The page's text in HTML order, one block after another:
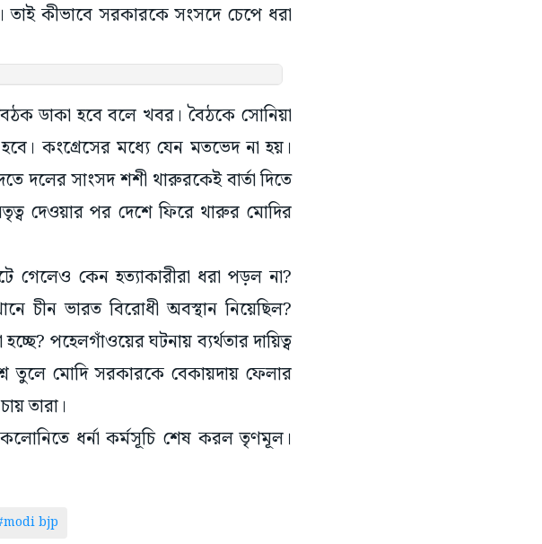
তাই কীভাবে সরকারকে সংসদে চেপে ধরা
ডাকা হবে বলে খবর। বৈঠকে সোনিয়া
কংগ্রেসের মধ্যে যেন মতভেদ না হয়।
দলের সাংসদ শশী থারুরকেই বার্তা দিতে
দেওয়ার পর দেশে ফিরে থারুর মোদির
গেলেও কেন হত্যাকারীরা ধরা পড়ল না?
চীন ভারত বিরোধী অবস্থান নিয়েছিল?
পহেলগাঁওয়ের ঘটনায় ব্যর্থতার দায়িত্ব
তুলে মোদি সরকারকে বেকায়দায় ফেলার
তারা।
ধর্না কর্মসূচি শেষ করল তৃণমূল।
bjp